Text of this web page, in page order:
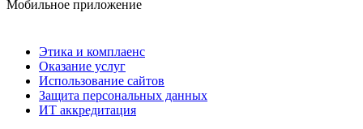
Мобильное приложение
Этика и комплаенс
Оказание услуг
Использование сайтов
Защита персональных данных
ИТ аккредитация